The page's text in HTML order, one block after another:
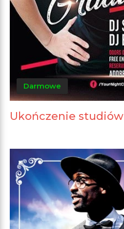
Darmowe
Ukończenie studiów